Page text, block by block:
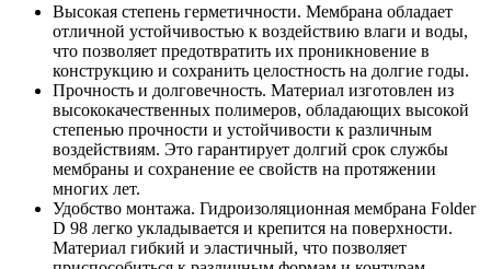
Высокая степень герметичности. Мембрана обладает
отличной устойчивостью к воздействию влаги и воды,
что позволяет предотвратить их проникновение в
конструкцию и сохранить целостность на долгие годы.
Прочность и долговечность. Материал изготовлен из
высококачественных полимеров, обладающих высокой
степенью прочности и устойчивости к различным
воздействиям. Это гарантирует долгий срок службы
мембраны и сохранение ее свойств на протяжении
многих лет.
Удобство монтажа. Гидроизоляционная мембрана Folder
D 98 легко укладывается и крепится на поверхности.
Материал гибкий и эластичный, что позволяет